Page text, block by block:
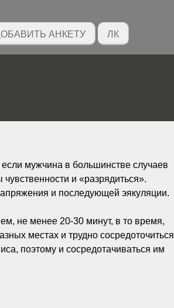
АНКЕТУ ЛК
мужчина в большинстве случаев
и «разрядиться».
и последующей эякуляции.
не менее 20-30 минут, в то время,
местах и трудно сосредоточиться
поэтому и сосредотачиваться им